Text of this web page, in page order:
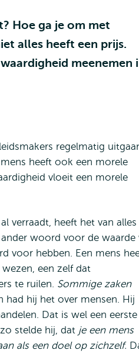
Hoe ga je om met
alles heeft een prijs.
meenemen
regelmatig
heeft ook een morele
vloeit een morele
verraadt, heeft het van alles
woord voor de waarde
voor hebben. Een mens
een zelf dat
te ruilen. Sommige zaken
had hij het over mensen. Hij
Dat is wel een eerste
stelde hij, dat je een mens
als een doel op zichzelf.